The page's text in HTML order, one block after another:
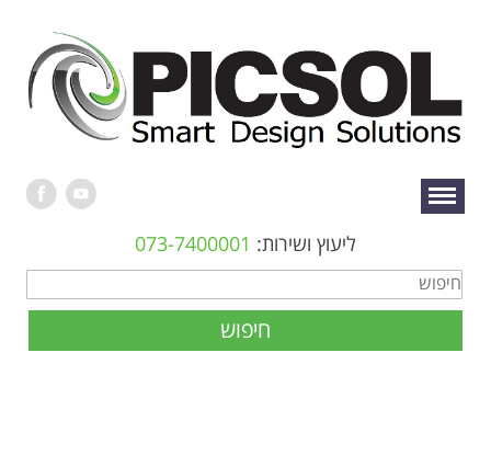
ליעוץ ושירות: 073-7400001
חיפוש